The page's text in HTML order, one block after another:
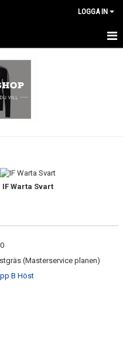
LOGGA IN
IF Warta Svart
(Masterservice planen)
B Höst